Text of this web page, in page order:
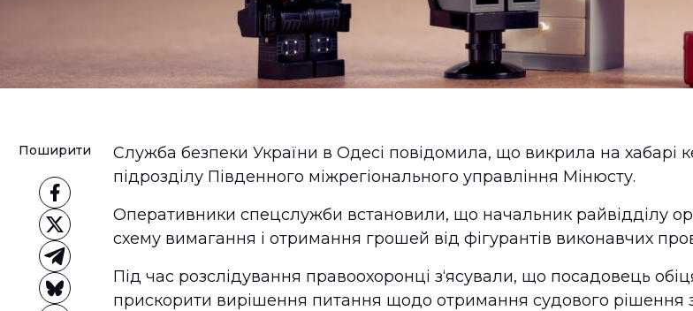
Поширити
Служба безпеки України в Одесі повідомила, що викрила на хабарі
підрозділу Південного міжрегіонального управління Мінюсту.
Оперативники спецслужби встановили, що начальник райвідділу
схему вимагання і отримання грошей від фігурантів виконавчих
Під час розслідування правоохоронці з‘ясували, що посадовець
прискорити вирішення питання щодо отримання судового рішення